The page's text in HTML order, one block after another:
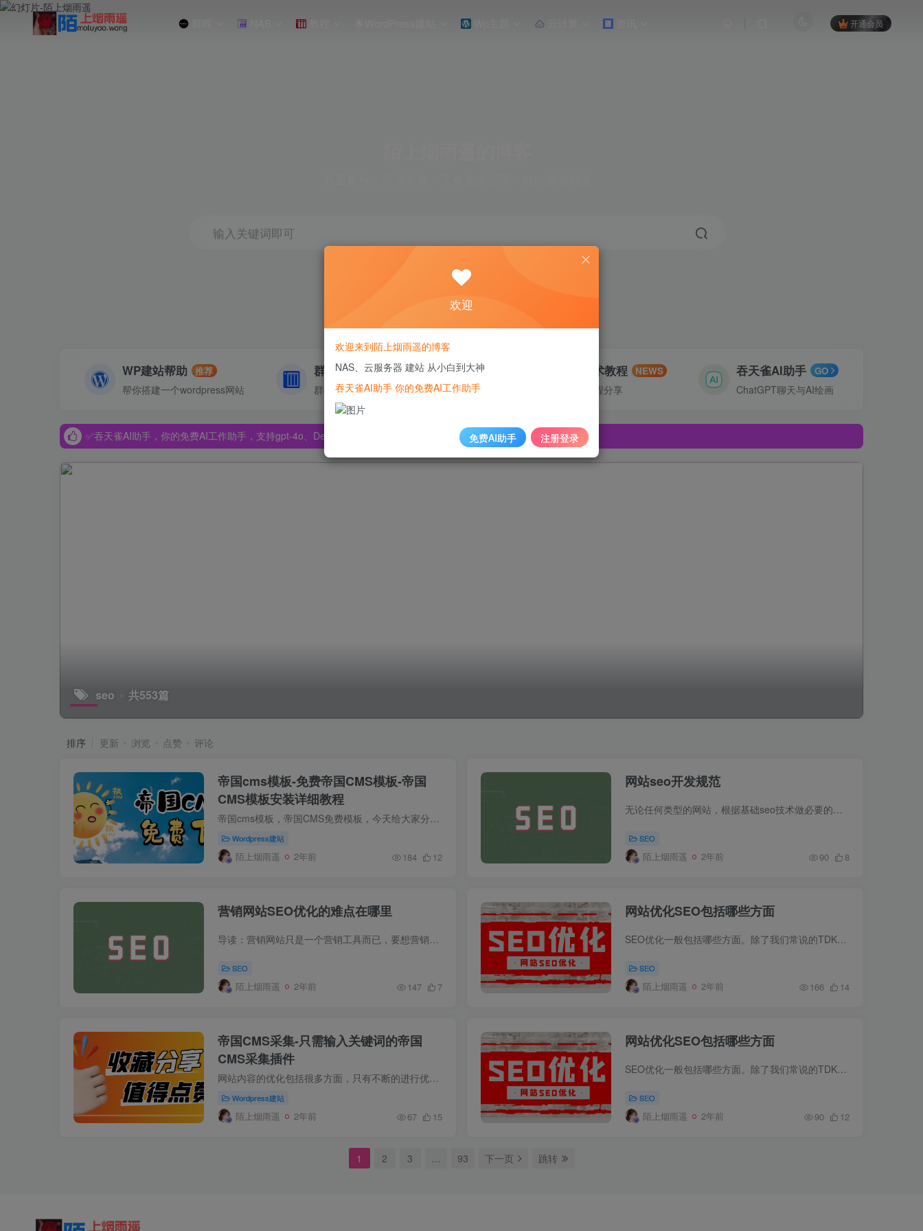
开通会员
输入关键词即可
WP建站帮助 推荐
帮你搭建一个wordpress网站
群晖DDNS技术支持
群晖内网穿透、IPV6动态解析、DDNS
高质量技术教程 NEWS
NAS使用教程分享
吞天雀AI助手 GO
ChatGPT聊天与AI绘画
✅吞天雀AI助手，你的免费AI工作助手，支持gpt-4o、DeepSeek、Claude🔥🔥🔥🔥
✅吞天雀AI助手，你的免费AI工作助手，支持gpt-4o、DeepSeek、Claude🔥🔥🔥🔥
✅吞天雀AI助手，你的免费AI工作助手，支持gpt-4o、DeepSeek、Claude🔥🔥🔥🔥
seo 共553篇
排序 更新 浏览 点赞 评论
帝国cms模板-免费帝国CMS模板-帝国
CMS模板安装详细教程
帝国cms模板，帝国CMS免费模板，今天给大家分享一款批量管理帝国CMS网站以及批量管理帝国CMS模板的工具，自动更新文章内容+伪原创+主动推送搜索引擎收录。详细配置如...
Wordpress建站
陌上烟雨遥 2年前 184 12
网站seo开发规范
无论任何类型的网站，根据基础seo技术做必要的规范，都是必要的。相对来讲，定位于小型企业站的网站，要求没有那么严格。越是大中型网站，越是链接结构丰富ÿ...
SEO
陌上烟雨遥 2年前 90 8
营销网站SEO优化的难点在哪里
导读：营销网站只是一个营销工具而已，要想营销工具发挥价值，那必须得对营销网站做优化，提升关键词的排名，这样才能通过搜索引擎获取精准流量，精准流量意味着你的精准的潜在客户浏览你的网站...
SEO
陌上烟雨遥 2年前 147 7
网站优化SEO包括哪些方面
SEO优化一般包括哪些方面。除了我们常说的TDK、域名服务器、关键词排名这些，我们更应该关注的SEO优化的过程，和SEO过程中需要使用的技巧和工具。SEO优化不仅包括站内优化，...
SEO
陌上烟雨遥 2年前 166 14
帝国CMS采集-只需输入关键词的帝国
CMS采集插件
网站内容的优化包括很多方面，只有不断的进行优化更新，才能保证用户的关注和搜索排名以及带来更多的流量。网站SEO优化，内容是基础。一个网站如果没有内容，谈再多的S...
Wordpress建站
陌上烟雨遥 2年前 67 15
网站优化SEO包括哪些方面
SEO优化一般包括哪些方面。除了我们常说的TDK、域名服务器、关键词排名这些，我们更应该关注的SEO优化的过程，和SEO过程中需要使用的技巧和工具。SEO优化不仅包括站内优化，...
SEO
陌上烟雨遥 2年前 90 12
1 2 3 … 93 下一页 跳转
欢迎
欢迎来到陌上烟雨遥的博客
NAS、云服务器 建站 从小白到大神
吞天雀AI助手 你的免费AI工作助手
免费AI助手 注册登录